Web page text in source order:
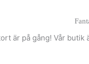
är på gång! Vår